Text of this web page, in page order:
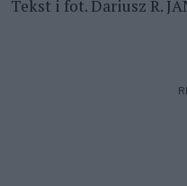
Tekst i fot. Dariusz R.